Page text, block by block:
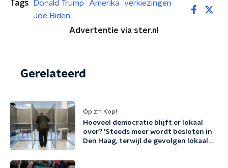
Tags Donald Trump Amerika
verkiezingen
Joe Biden
Advertentie via ster.nl
Gerelateerd
Op z’n Kop!
Hoeveel democratie blijft er lokaal
over? 'Steeds meer wordt besloten in
Den Haag, terwijl de gevolgen lokaal